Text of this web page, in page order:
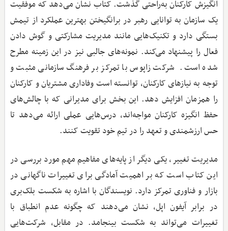
انگیزش کارکنان به‌راحتی گذشت. کتاب نشان می‌دهد که موفقیت
یک سازمان به توانایی رهبر در برانگیختن بهترین عملکرد از تیمش
بستگی دارد و تکنیک‌هایی مانند مدیریت مشارکتی و گوش دادن
فعال را پیشنهاد می‌کند. نمونه‌های جالبی نیز در این زمینه مطرح
شده است. شرکت زاپوس با تمرکز بر فرهنگ سازمانی مثبت و
توجه به نیازهای کارکنان، توانسته است وفاداری مشتریان و کارکنان
را همزمان افزایش دهد. این بخش برای مدیرانی که با چالش‌های
حفظ انگیزه کارکنان مواجه‌اند، درس‌هایی عملی ارائه می‌دهد تا
حس ارزشمندی و تعهد را در تیم خود تقویت کنند.
مدیریت تغییر، یکی دیگر از پایه‌های مفاهیم مهم مورد بررسی در
این کتاب است که بر اهمیت آمادگی برای تغییرات ناگهانی در
بازار و فناوری تمرکز دارد. نویسندگان با اشاره به شکست بلک‌بری
در برابر آیفون اپل، نشان می‌دهند که چگونه عدم انطباق با
تغییرات می‌تواند به شکست بینجامد. در مقابل، شرکت‌هایی